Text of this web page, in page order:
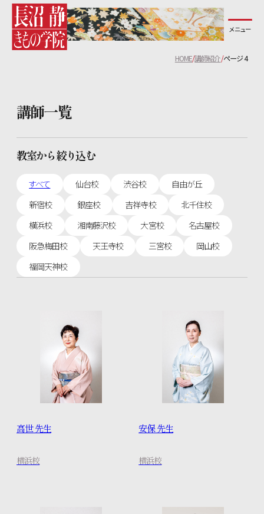
長沼静きもの学院について
教室一覧
講師紹介
生徒の声
スタッフブログ
体験レッスンのご予約
メニュー
HOME 講師紹介 ページ 4
講師一覧
教室から絞り込む
すべて 仙台校 渋谷校
自由が丘
新宿校
銀座校 吉祥寺校
北千住校
横浜校
湘南藤沢校 大宮校
名古屋校
阪急梅田校
天王寺校 三宮校
岡山校
福岡天神校
高世 先生
横浜校
安保 先生
横浜校